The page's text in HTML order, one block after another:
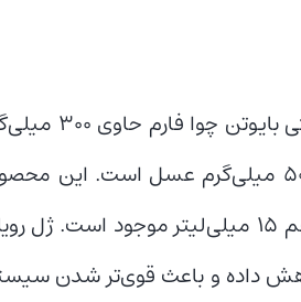
آمپول با حجم ۱۵ میلی‌لیتر موجود
داده و باعث قوی‌تر شدن